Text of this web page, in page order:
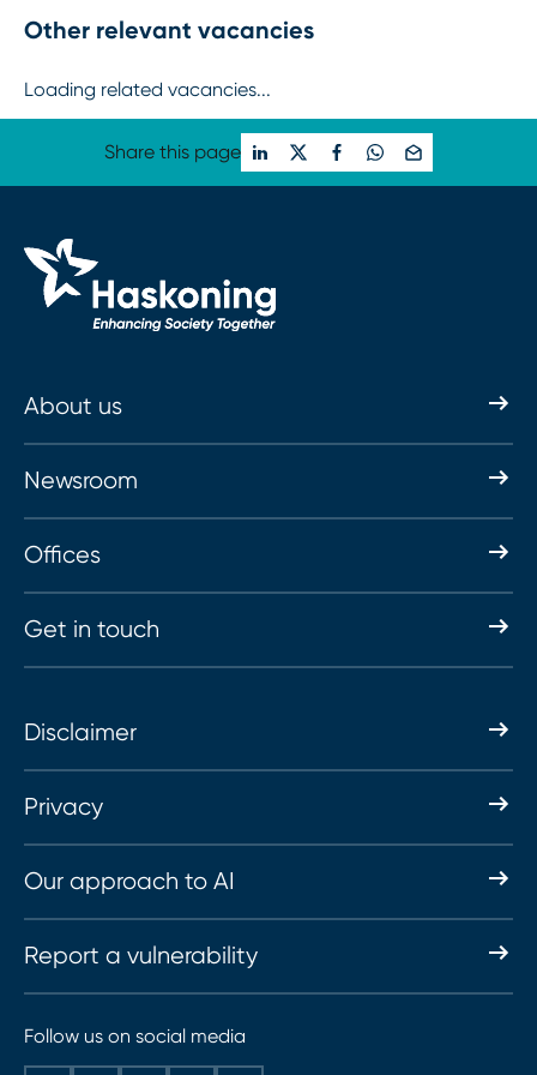
Other relevant vacancies
Loading related vacancies...
Share this page
About us
Newsroom
Offices
Get in touch
Disclaimer
Privacy
Our approach to AI
Report a vulnerability
Follow us on social media